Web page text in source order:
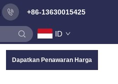
+86-13630015425
ID
Dapatkan Penawaran Harga